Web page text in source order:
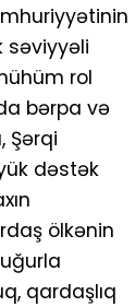
səviyyəli
rol
bərpa və
Şərqi
dəstək
ölkənin
qardaşlıq